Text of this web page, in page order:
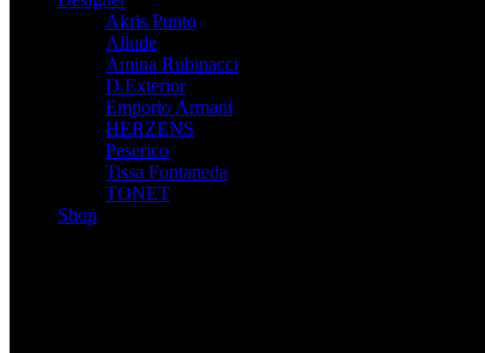
Akris Punto
Allude
Amina Rubinacci
D.Exterior
Emporio Armani
HERZENS
Peserico
Tissa Fontaneda
TONET
Shop